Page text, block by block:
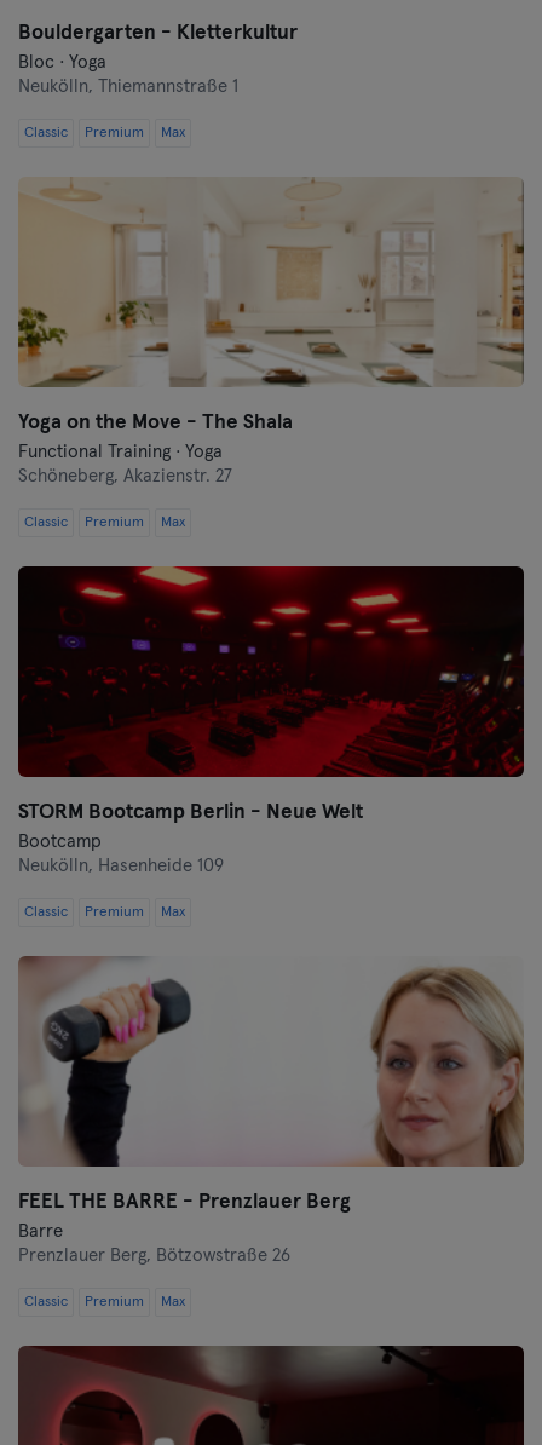
Bouldergarten - Kletterkultur
Bloc · Yoga
Neukölln,
Thiemannstraße 1
Classic Premium Max
Yoga on the Move - The Shala
Functional Training · Yoga
Schöneberg, Akazienstr. 27
Classic Premium Max
STORM Bootcamp Berlin - Neue Welt
Bootcamp
Neukölln, Hasenheide 109
Classic Premium Max
FEEL THE BARRE - Prenzlauer Berg
Barre
Prenzlauer Berg, Bötzowstraße 26
Classic Premium Max